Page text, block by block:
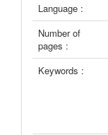
Language :
Number of
pages :
Keywords :